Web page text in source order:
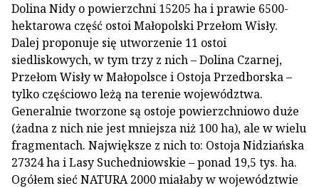
Dolina Nidy o powierzchni 15205 ha i prawie 6500-
hektarowa część ostoi Małopolski Przełom Wisły.
Dalej proponuje się utworzenie 11 ostoi
siedliskowych, w tym trzy z nich – Dolina Czarnej,
Przełom Wisły w Małopolsce i Ostoja Przedborska –
tylko częściowo leżą na terenie województwa.
Generalnie tworzone są ostoje powierzchniowo duże
(żadna z nich nie jest mniejsza niż 100 ha), ale w wielu
fragmentach. Największe z nich to: Ostoja Nidziańska
27324 ha i Lasy Suchedniowskie – ponad 19,5 tys. ha.
Ogółem sieć NATURA 2000 miałaby w województwie